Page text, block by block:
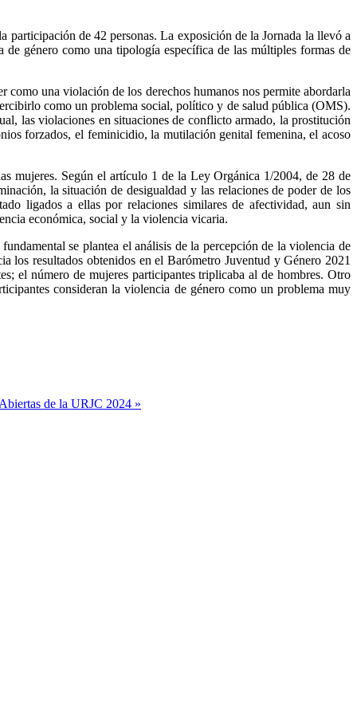
de 42 personas. La exposición de la Jornada la llevó a
género como una tipología específica de las múltiples formas de
una violación de los derechos humanos nos permite abordarla
como un problema social, político y de salud pública (OMS).
las violaciones en situaciones de conflicto armado, la prostitución
forzados, el feminicidio, la mutilación genital femenina, el acoso
mujeres. Según el artículo 1 de la Ley Orgánica 1/2004, de 28 de
la situación de desigualdad y las relaciones de poder de los
ligados a ellas por relaciones similares de afectividad, aun sin
económica, social y la violencia vicaria.
se plantea el análisis de la percepción de la violencia de
los resultados obtenidos en el Barómetro Juventud y Género 2021
el número de mujeres participantes triplicaba al de hombres. Otro
consideran la violencia de género como un problema muy
de la URJC 2024 »